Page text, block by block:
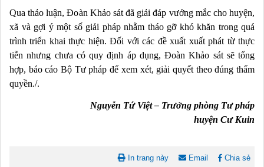
Qua thảo luận, Đoàn Khảo sát đã giải đáp vướng mắc cho huyện,
xã và gợi ý một số giải pháp nhằm tháo gỡ khó khăn trong quá
trình triển khai thực hiện. Đối với các đề xuất xuất phát từ thực
tiễn nhưng chưa có quy định áp dụng, Đoàn Khảo sát sẽ tổng
hợp, báo cáo Bộ Tư pháp để xem xét, giải quyết theo đúng thẩm
quyền./.
Nguyễn Tứ Việt – Trưởng phòng Tư pháp
huyện Cư Kuin
In trang này Email Chia sẻ